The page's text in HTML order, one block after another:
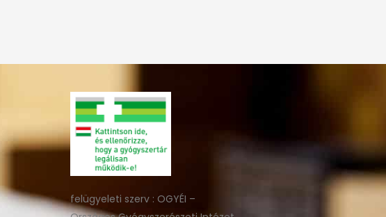
felügyeleti szerv : OGYÉI –